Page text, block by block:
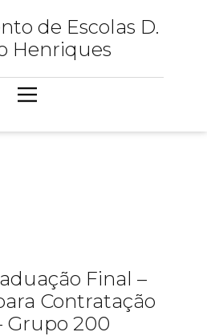
de Escolas D.
Henriques
Final –
Contratação
Grupo 200